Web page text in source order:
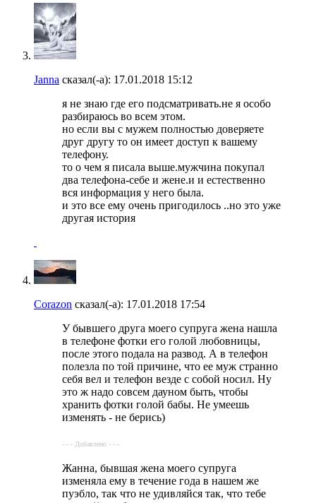
Janna сказал(-а): 17.01.2018 15:12
я не знаю где его подсматривать.не я особо
разбираюсь во всем этом.
но если вы с мужем полностью доверяете
друг другу то он имеет доступ к вашему
телефону.
то о чем я писала выше.мужчина покупал
два телефона-себе и жене.и и естественно
вся информация у него была.
и это все ему очень пригодилось ..но это уже
другая история
Corazon сказал(-а): 17.01.2018 17:54
У бывшего друга моего супруга жена нашла
в телефоне фотки его голой любовницы,
после этого подала на развод. А в телефон
полезла по той причине, что ее муж странно
себя вел и телефон везде с собой носил. Ну
это ж надо совсем дауном быть, чтобы
хранить фотки голой бабы. Не умеешь
изменять - не берись)
- - - Добавлено - - -
Жанна, бывшая жена моего супруга
изменяла ему в течение года в нашем же
пуэбло, так что не удивляйся так, что тебе